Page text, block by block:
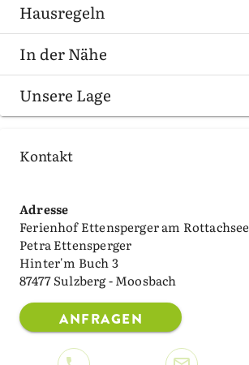
Hausregeln
In der Nähe
Unsere Lage
Kontakt
Adresse
Ferienhof Ettensperger am Rottachsee
Petra Ettensperger
Hinter'm Buch 3
87477 Sulzberg - Moosbach
ANFRAGEN